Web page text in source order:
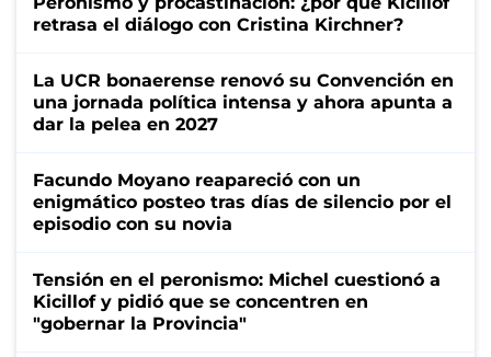
retrasa el diálogo con Cristina Kirchner?
La UCR bonaerense renovó su Convención en
una jornada política intensa y ahora apunta a
dar la pelea en 2027
Facundo Moyano reapareció con un
enigmático posteo tras días de silencio por el
episodio con su novia
Tensión en el peronismo: Michel cuestionó a
Kicillof y pidió que se concentren en
"gobernar la Provincia"